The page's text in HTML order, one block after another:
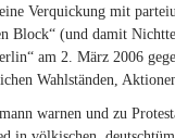
Verquickung mit
Block“ (und damit
am 2. März 2006
Wahlständen,
warnen und zu